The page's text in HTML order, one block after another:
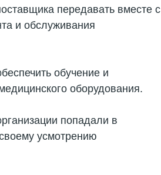
передавать вместе с
и обслуживания
обучение и
оборудования.
попадали в
усмотрению